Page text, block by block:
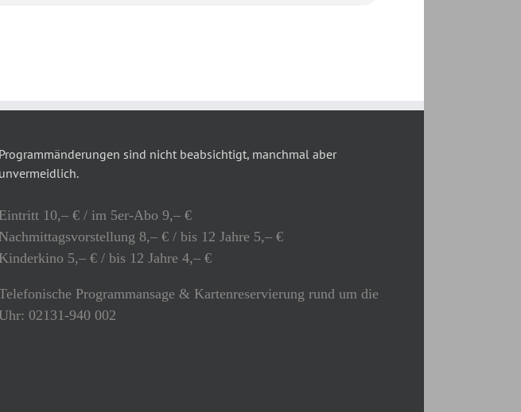
Programmänderungen sind nicht beabsichtigt, manchmal aber
unvermeidlich.
Eintritt 10,– € / im 5er-Abo 9,– €
Nachmittagsvorstellung 8,– € / bis 12 Jahre 5,– €
Kinderkino 5,– € / bis 12 Jahre 4,– €
Programmansage & Kartenreservierung rund um die
02131-940 002